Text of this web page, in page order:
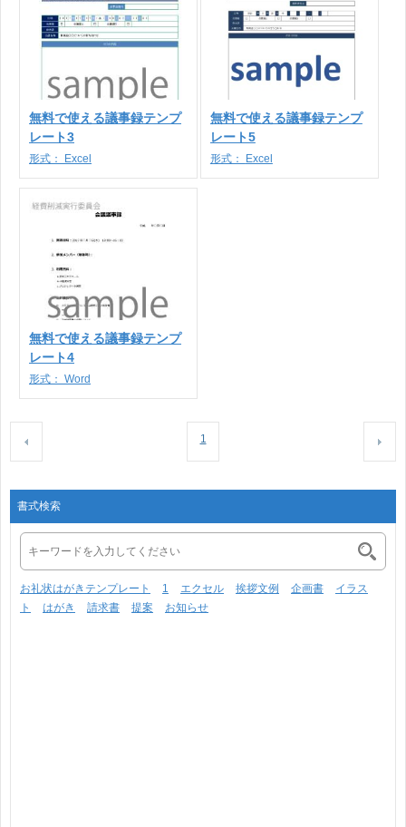
無料で使える議事録テンプ
レート3
形式： Excel
無料で使える議事録テンプ
レート5
形式： Excel
無料で使える議事録テンプ
レート4
形式： Word
1
書式検索
お礼状はがきテンプレート 1 エクセル 挨拶文例 企画書
イラス
ト
はがき 請求書 提案 お知らせ